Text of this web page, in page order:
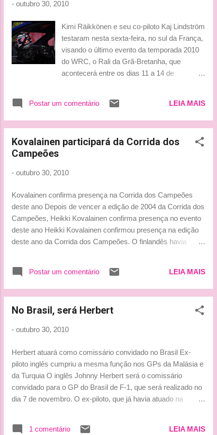
for over 10 years and he isn't even planning
times in a year in Finland to say hi to his pals
and family. - It's great to visit Finland but
there isn't enough activities there so I could
stay there, the speed devil stated. - We
own house. Then we found Villa Butterfly,
- outubro 30, 2010
Kimi Räikkönen e seu co-piloto Kaj Lindström
testaram nesta sexta-feira, no sul da França,
visando o último evento da temporada 2010
do WRC, o Rali da Grã-Bretanha, que
acontecerá entre os dias 11 a 14 de
Postar um comentário
LEIA MAIS
Kovalainen participará da Corrida dos
Campeões
- outubro 30, 2010
Kovalainen confirma presença na Corrida dos Campeões
deste ano Depois de vencer a edição de 2004 da Corrida dos
Campeões, Heikki Kovalainen confirma presença no evento
deste ano Heikki Kovalainen confirmou presença na edição
deste ano da Corrida dos Campeões. O finlandês havia
campeão da World Series venceu Sébastien Loeb na final,
garantindo o título daquela edição. “A Corrida dos Campeões
Sébastien em 2004 realmente fez o mundo do automobilismo
‘Autosport’. "Foi nessa época que o meu caminho para a F1
mais dura, é por isso que quero fazer parte da Corrida dos
Campeões. Se conseguir outro [bom] resultado novamente
neste ano, podem apostar que vou ...
Postar um comentário LEIA MAIS
No Brasil, será Herbert
- outubro 30, 2010
Herbert atuará como comissário convidado no Brasil Ex-
piloto inglês cumpriu a mesma função nos GPs da Malásia e
da Turquia O inglês Johnny Herbert será o comissário
convidado para o GP do Brasil de F-1, que será realizado no
dia 7 de novembro. O ex-piloto, que já havia atuado na
1 comentário LEIA MAIS